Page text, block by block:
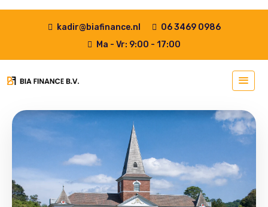
kadir@biafinance.nl
06 3469 0986
Ma - Vr: 9:00 - 17:00